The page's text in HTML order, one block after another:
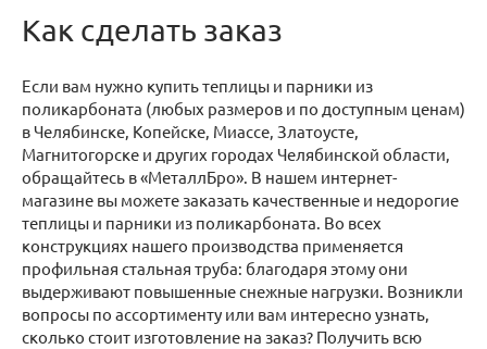
Как сделать заказ
Если вам нужно купить теплицы и парники из
поликарбоната (любых размеров и по доступным ценам)
в Челябинске, Копейске, Миассе, Златоусте,
Магнитогорске и других городах Челябинской области,
обращайтесь в «МеталлБро». В нашем интернет-
магазине вы можете заказать качественные и недорогие
теплицы и парники из поликарбоната. Во всех
конструкциях нашего производства применяется
профильная стальная труба: благодаря этому они
выдерживают повышенные снежные нагрузки. Возникли
вопросы по ассортименту или вам интересно узнать,
сколько стоит изготовление на заказ? Получить всю